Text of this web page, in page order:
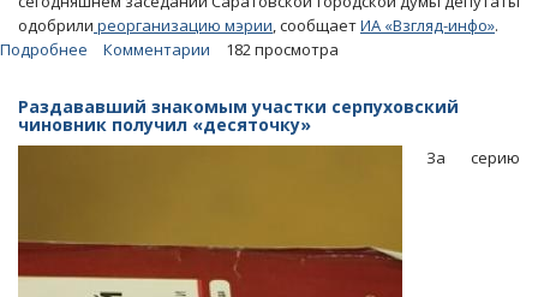
одобрили реорганизацию мэрии, сообщаетИА «Взгляд-инфо».
Подробнее
гордума
утвердила
учреждение
окна»
Комментарии 182 просмотра
Раздававший знакомым участки серпуховский
чиновник получил «десяточку»
За серию